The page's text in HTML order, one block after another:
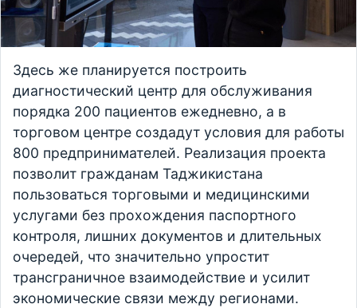
Здесь же планируется построить
диагностический центр для обслуживания
порядка 200 пациентов ежедневно, а в
торговом центре создадут условия для работы
800 предпринимателей. Реализация проекта
позволит гражданам Таджикистана
пользоваться торговыми и медицинскими
услугами без прохождения паспортного
контроля, лишних документов и длительных
очередей, что значительно упростит
трансграничное взаимодействие и усилит
экономические связи между регионами.